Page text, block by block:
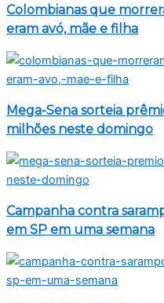
Colombianas que
eram avó, mãe e filha
Mega-Sena sorteia
milhões neste domingo
Campanha contra
em SP em uma semana